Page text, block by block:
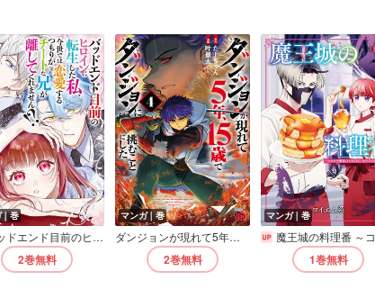
巻
ヒロインに転生した私、今世では恋愛するつもりがチートな兄が離してくれません！？＠COMIC
2巻無料
マンガ｜巻
ダンジョンが現れて5年、15歳でダンジョンに挑むことにした。
2巻無料
マンガ｜巻
魔王城の料理番 ～コワモテ魔族ばかりだけど、ホワイトな職場です～
1巻無料